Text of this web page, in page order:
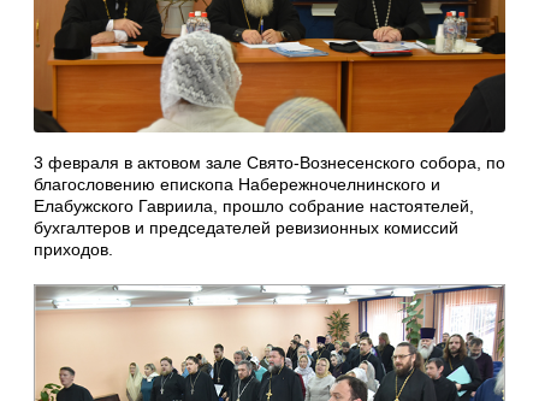
3 февраля в актовом зале Свято-Вознесенского собора, по
благословению епископа Набережночелнинского и
Елабужского Гавриила, прошло собрание настоятелей,
бухгалтеров и председателей ревизионных комиссий
приходов.